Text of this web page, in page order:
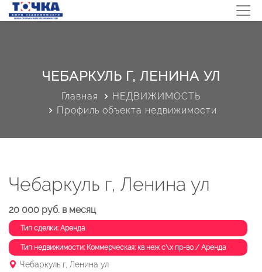
ЧЕБАРКУЛЬ Г, ЛЕНИНА УЛ
Главная
НЕДВИЖИМОСТЬ
Профиль объекта недвижимости
Чебаркуль г, Ленина ул
20 000 руб. в месяц
Тип сделки: Аренда
Тип недвижимости: Коммерческая: кв неж с\х пр-во / Аренда
Чебаркуль г, Ленина ул